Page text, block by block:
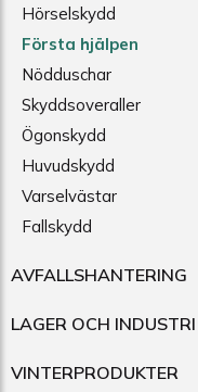
Hörselskydd
Första hjälpen
Nödduschar
Skyddsoveraller
Ögonskydd
Huvudskydd
Varselvästar
Fallskydd
AVFALLSHANTERING
LAGER OCH INDUSTRI
VINTERPRODUKTER